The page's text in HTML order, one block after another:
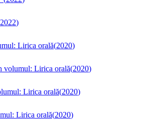
2022)
Lirica orală(2020)
volumul: Lirica orală(2020)
Lirica orală(2020)
Lirica orală(2020)